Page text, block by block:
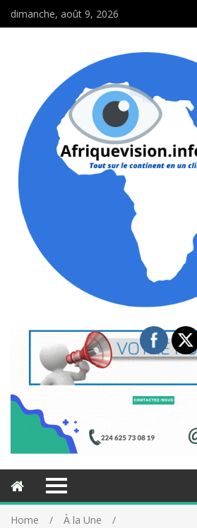
dimanche, août 9, 2026
Home
À la Une